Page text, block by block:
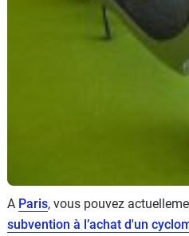
A Paris, vous pouvez
subvention à l’achat d'un